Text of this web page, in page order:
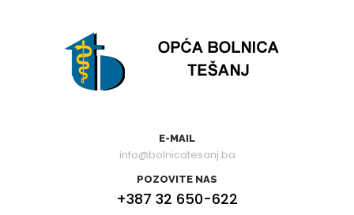
E-MAIL
info@bolnicatesanj.ba
POZOVITE NAS
+387 32 650-622